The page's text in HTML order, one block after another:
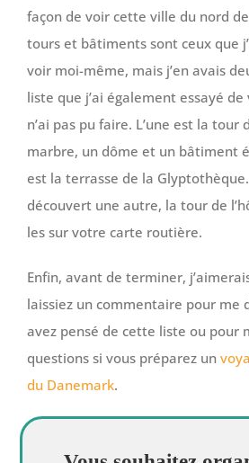
façon de voir cette ville du nord de
tours et bâtiments sont ceux que
voir moi-même, mais j’en avais
liste que j’ai également essayé
n’ai pas pu faire. L’une est la tour
marbre, un dôme et un bâtiment
est la terrasse de la Glyptothèque.
découvert une autre, la tour de
les sur votre carte routière.
Enfin, avant de terminer,
laissiez un commentaire pour me
avez pensé de cette liste ou pour
questions si vous préparez un
du Danemark.